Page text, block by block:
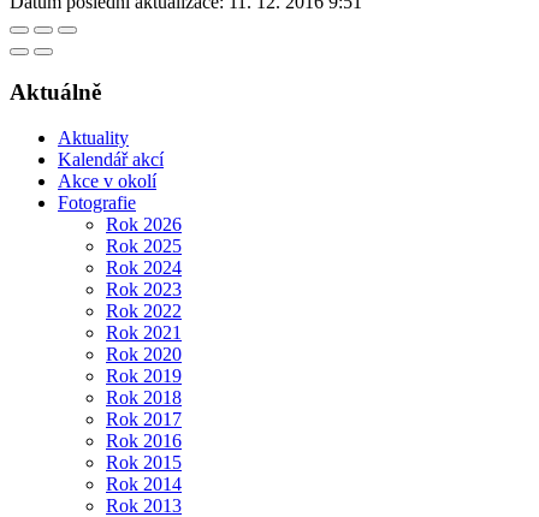
Aktuálně
Aktuality
Kalendář akcí
Akce v okolí
Fotografie
Rok 2026
Rok 2025
Rok 2024
Rok 2023
Rok 2022
Rok 2021
Rok 2020
Rok 2019
Rok 2018
Rok 2017
Rok 2016
Rok 2015
Rok 2014
Rok 2013